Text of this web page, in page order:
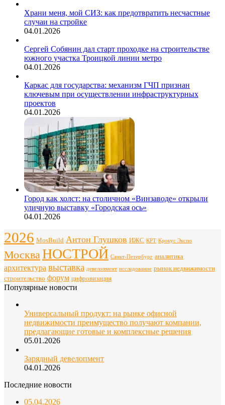
Храни меня, мой СИЗ: как предотвратить несчастные
случаи на стройке
04.01.2026
Сергей Собянин дал старт проходке на строительстве
южного участка Троицкой линии метро
04.01.2026
Каркас для государства: механизм ГЧП признан
ключевым при осуществлении инфраструктурных
проектов
04.01.2026
Город как холст: на столичном «Винзаводе» открыли
уличную выставку «Городская ось»
04.01.2026
2026 MosBuild Антон Глушков ИЖС КРТ Крокус Экспо
МоскваНОСТРОЙ Санкт-Петербург аналитика
архитектура выставка девелопмент исследование рынок недвижимости
строительство форум цифровизация
Популярные новости
Универсальный продукт: на рынке офисной
недвижимости преимущество получают компании,
предлагающие готовые и комплексные решения
05.01.2026
Зарядный девелопмент
04.01.2026
Последние новости
05.04.2026